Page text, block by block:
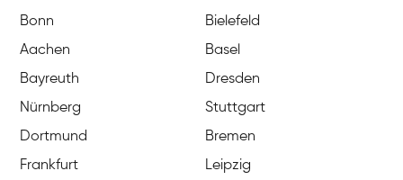
Bonn
Bielefeld
Aachen
Basel
Bayreuth
Dresden
Nürnberg
Stuttgart
Dortmund
Bremen
Frankfurt
Leipzig